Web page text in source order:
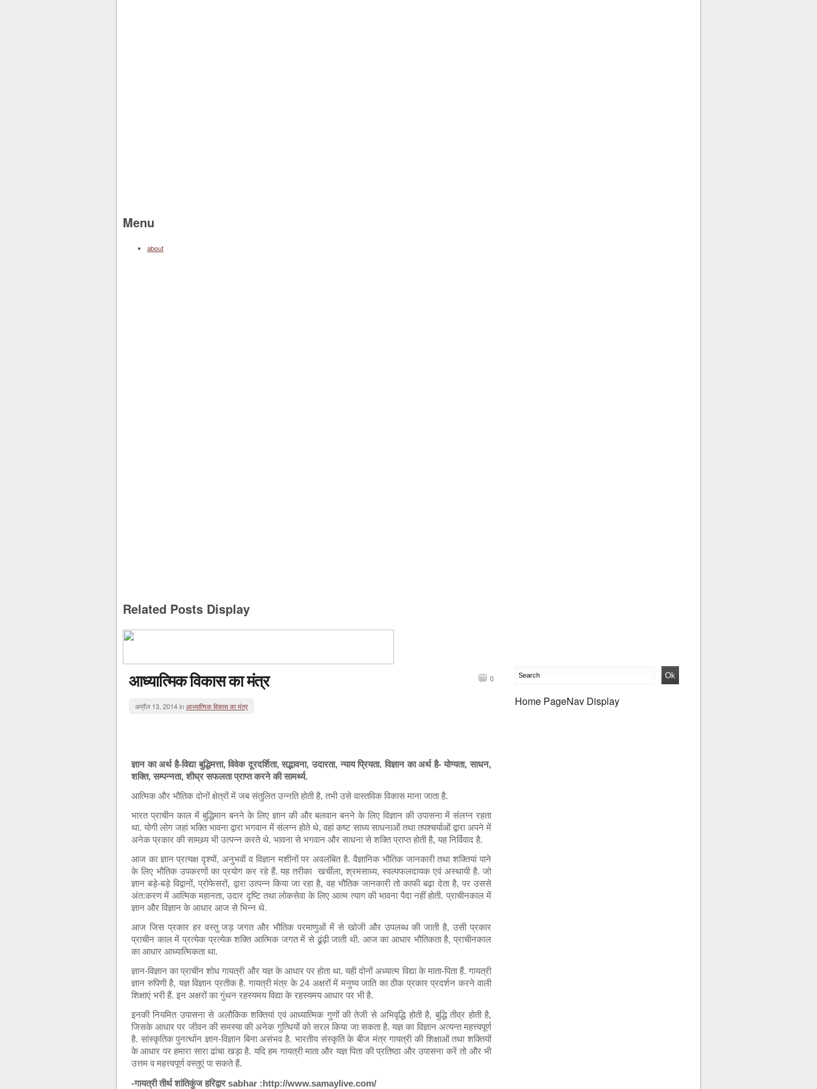
Menu
about
Related Posts Display
आध्यात्मिक विकास का मंत्र 0
अप्रैल 13, 2014 inआध्यात्मिक विकास का मंत्र
ज्ञान का अर्थ है-विद्या बुद्धिमत्ता, विवेक दूरदर्शिता, सद्भावना, उदारता, न्याय प्रियता. विज्ञान का अर्थ है- योग्यता, साधन,
शक्ति, सम्पन्नता, शीघ्र सफलता प्राप्त करने की सामर्थ्य.
आत्मिक और भौतिक दोनों क्षेत्रों में जब संतुलित उन्नति होती है, तभी उसे वास्तविक विकास माना जाता है.
भारत प्राचीन काल में बुद्धिमान बनने के लिए ज्ञान की और बलवान बनने के लिए विज्ञान की उपासना में संलग्न रहता
था. योगी लोग जहां भक्ति भावना द्वारा भगवान में संलग्न होते थे, वहां कष्ट साध्य साधनाओं तथा तपश्चर्याओं द्वारा अपने में
अनेक प्रकार की सामथ्र्य भी उत्पन्न करते थे. भावना से भगवान और साधना से शक्ति प्राप्त होती है, यह निर्विवाद है.
आज का ज्ञान प्रत्यक्ष दृश्यों, अनुभवों व विज्ञान मशीनों पर अवलंबित है. वैज्ञानिक भौतिक जानकारी तथा शक्तियां पाने
के लिए भौतिक उपकरणों का प्रयोग कर रहे हैं. यह तरीका खर्चीला, श्रमसाध्य, स्वल्पफलदायक एवं अस्थायी है. जो
ज्ञान बड़े-बड़े विद्वानों, प्रोफेसरों, द्वारा उत्पन्न किया जा रहा है, वह भौतिक जानकारी तो काफी बढ़ा देता है, पर उससे
अंत:करण में आत्मिक महानता, उदार दृष्टि तथा लोकसेवा के लिए आत्म त्याग की भावना पैदा नहीं होती. प्राचीनकाल में
ज्ञान और विज्ञान के आधार आज से भिन्न थे.
आज जिस प्रकार हर वस्तु जड़ जगत और भौतिक परमाणुओं में से खोजी और उपलब्ध की जाती है, उसी प्रकार
प्राचीन काल में प्रत्येक प्रत्येक शक्ति आत्मिक जगत में से ढूंढ़ी जाती थी. आज का आधार भौतिकता है, प्राचीनकाल
का आधार आध्यात्मिकता था.
ज्ञान-विज्ञान का प्राचीन शोध गायत्री और यज्ञ के आधार पर होता था. यही दोनों अध्यात्म विद्या के माता-पिता हैं. गायत्री
ज्ञान रुपिणी है, यज्ञ विज्ञान प्रतीक है. गायत्री मंत्र के 24 अक्षरों में मनुष्य जाति का ठीक प्रकार प्रदर्शन करने वाली
शिक्षाएं भरी हैं. इन अक्षरों का गुंथन रहस्यमय विद्या के रहस्यमय आधार पर भी है.
इनकी नियमित उपासना से अलौकिक शक्तियां एवं आध्यात्मिक गुणों की तेजी से अभिवृद्धि होती है, बुद्धि तीव्र होती है,
जिसके आधार पर जीवन की समस्या की अनेक गुत्थियों को सरल किया जा सकता है. यज्ञ का विज्ञान अत्यन्त महत्त्वपूर्ण
है. सांस्कृतिक पुनर्त्थान ज्ञान-विज्ञान बिना असंभव है. भारतीय संस्कृति के बीज मंत्र गायत्री की शिक्षाओं तथा शक्तियों
के आधार पर हमारा सारा ढांचा खड़ा है. यदि हम गायत्री माता और यज्ञ पिता की प्रतिष्ठा और उपासना करें तो और भी
उत्तम व महत्त्वपूर्ण वस्तुएं पा सकते हैं.
-गायत्री तीर्थ शांतिकुंज हरिद्वार sabhar :http://www.samaylive.com/
Home PageNav Display